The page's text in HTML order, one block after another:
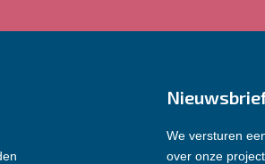
We versturen
over onze